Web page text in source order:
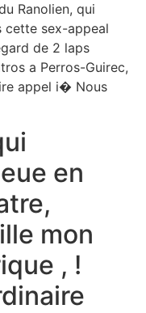
Ranolien, qui
cette sex-appeal
de 2 laps
a Perros-Guirec,
appel i� Nous
en
mon
, !